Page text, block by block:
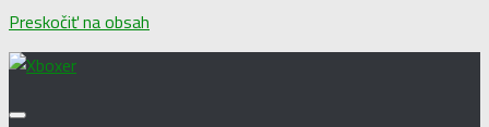
Preskočiť na obsah